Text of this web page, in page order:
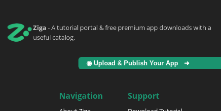
Ziga - A tutorial portal & free premium app downloads with a
useful catalog.
◉ Upload & Publish Your App ➜
Navigation Support